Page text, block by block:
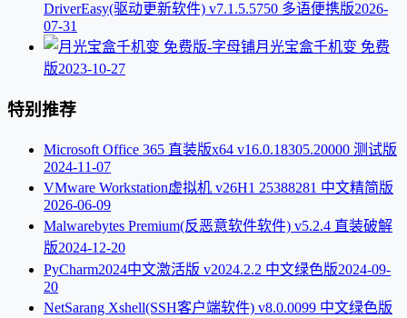
DriverEasy(驱动更新软件) v7.1.5.5750 多语便携版2026-
07-31
月光宝盒千机变 免费
版2023-10-27
特别推荐
Microsoft Office 365 直装版x64 v16.0.18305.20000 测试版
2024-11-07
VMware Workstation虚拟机 v26H1 25388281 中文精简版
2026-06-09
Malwarebytes Premium(反恶意软件软件) v5.2.4 直装破解
版2024-12-20
PyCharm2024中文激活版 v2024.2.2 中文绿色版2024-09-
20
NetSarang Xshell(SSH客户端软件) v8.0.0099 中文绿色版